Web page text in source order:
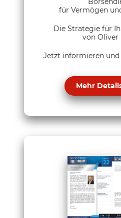
für Vermögen
Die Strategie für
von Oliver
Jetzt informieren
Mehr